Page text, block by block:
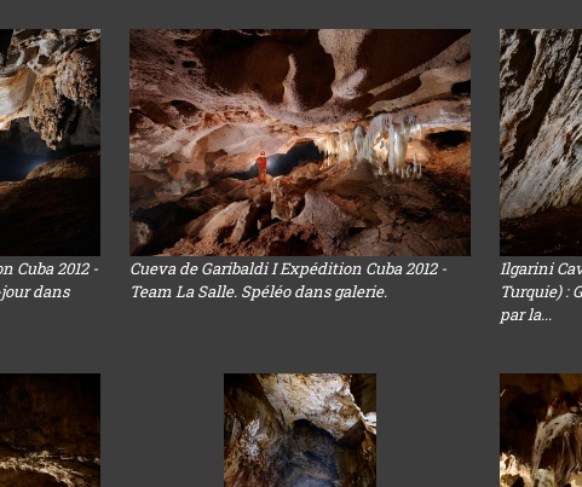
Cuba 2012 -
dans
Cueva de Garibaldi I Expédition Cuba 2012 -
Team La Salle. Spéléo dans galerie.
Ilgarini
Turquie) :
par la...